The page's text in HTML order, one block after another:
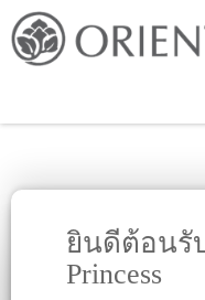
ยินดีต้อนรั
Princess